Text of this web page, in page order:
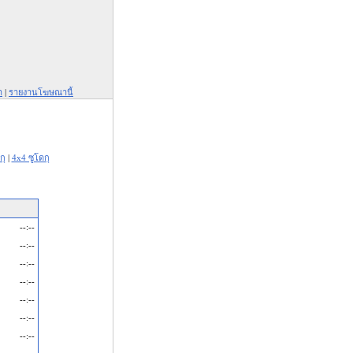
| รายงานโฆษณานี้
| 4x4 ซูโดกุ
--:--
--:--
--:--
--:--
--:--
--:--
--:--